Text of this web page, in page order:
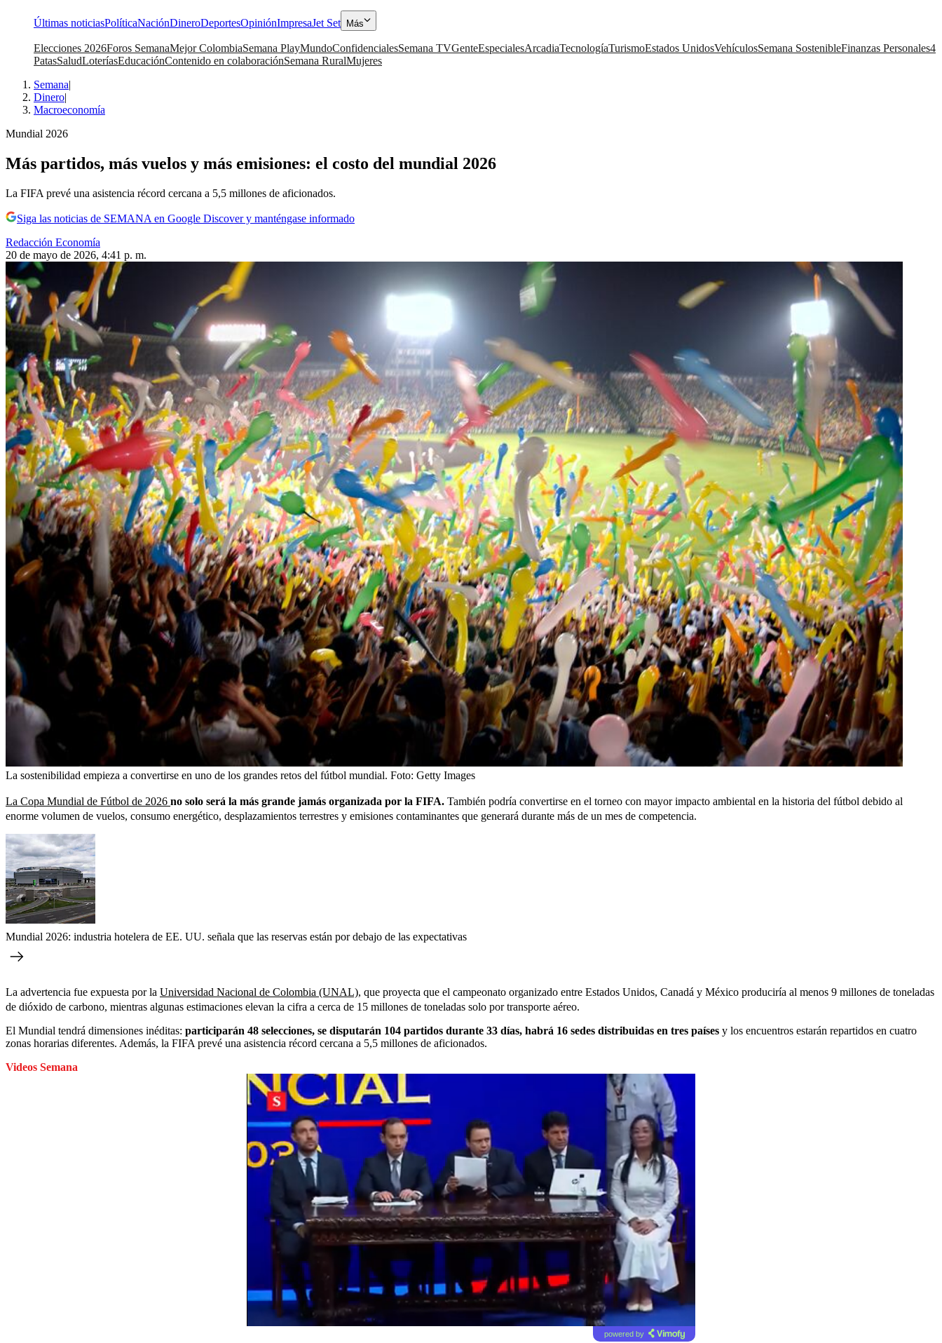
Últimas noticiasPolíticaNaciónDineroDeportesOpiniónImpresaJet Set Más
Elecciones 2026Foros SemanaMejor ColombiaSemana PlayMundoConfidencialesSemana TVGenteEspecialesArcadiaTecnologíaTurismoEstados UnidosVehículosSemana SostenibleFinanzas Personales4
PatasSaludLoteríasEducaciónContenido en colaboraciónSemana RuralMujeres
Semana|
Dinero|
Macroeconomía
Mundial 2026
Más partidos, más vuelos y más emisiones: el costo del mundial 2026
La FIFA prevé una asistencia récord cercana a 5,5 millones de aficionados.
Siga las noticias de SEMANA en Google Discover y manténgase informado
Redacción Economía
20 de mayo de 2026, 4:41 p. m.
La sostenibilidad empieza a convertirse en uno de los grandes retos del fútbol mundial. Foto: Getty Images
La Copa Mundial de Fútbol de 2026 no solo será la más grande jamás organizada por la FIFA. También podría convertirse en el torneo con mayor impacto ambiental en la historia del fútbol debido al
enorme volumen de vuelos, consumo energético, desplazamientos terrestres y emisiones contaminantes que generará durante más de un mes de competencia.
Mundial 2026: industria hotelera de EE. UU. señala que las reservas están por debajo de las expectativas
La advertencia fue expuesta por la Universidad Nacional de Colombia (UNAL), que proyecta que el campeonato organizado entre Estados Unidos, Canadá y México produciría al menos 9 millones de toneladas
de dióxido de carbono, mientras algunas estimaciones elevan la cifra a cerca de 15 millones de toneladas solo por transporte aéreo.
El Mundial tendrá dimensiones inéditas: participarán 48 selecciones, se disputarán 104 partidos durante 33 días, habrá 16 sedes distribuidas en tres países y los encuentros estarán repartidos en cuatro
zonas horarias diferentes. Además, la FIFA prevé una asistencia récord cercana a 5,5 millones de aficionados.
Videos Semana
powered by